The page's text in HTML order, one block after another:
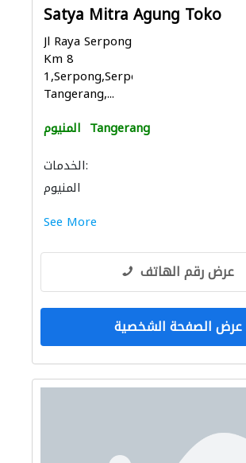
Satya Mitra Agung Toko
Jl Raya Serpong
Km 8
1,Serpong,Serpong,
Tangerang,...
المنيوم Tangerang
الخدمات:
المنيوم
See More
عرض رقم الهاتف
عرض الصفحة الشخصية